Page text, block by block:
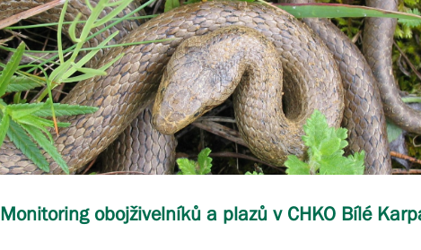
Monitoring obojživelníků a plazů v CHKO Bílé